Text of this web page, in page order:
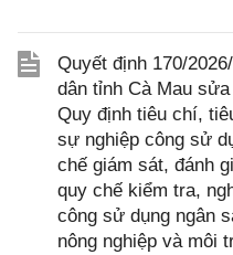
Quyết định 170/
dân tỉnh Cà Mau
Quy định tiêu chí,
sự nghiệp công sử
chế giám sát, đánh
quy chế kiểm tra,
công sử dụng ngân
nông nghiệp và môi